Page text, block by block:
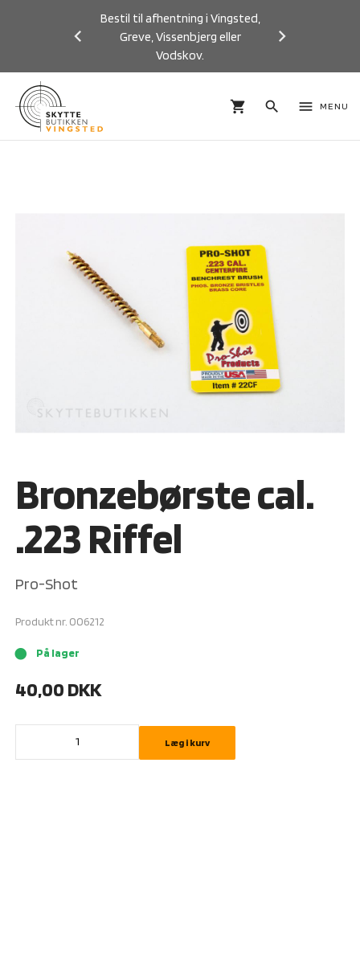
Bestil til afhentning i Vingsted,
Greve, Vissenbjerg eller
Vodskov.
Previous
shopping_cart search menu MENU
Bronzebørste cal.
.223 Riffel
Pro-Shot
Produkt nr. 006212
brightness_1 På lager
40,00 DKK
Læg i kurv